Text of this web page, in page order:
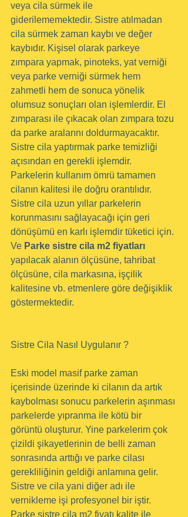
veya cila sürmek ile
giderilememektedir. Sistre atılmadan
cila sürmek zaman kaybı ve değer
kaybıdır. Kişisel olarak parkeye
zımpara yapmak, pinoteks, yat verniği
veya parke verniği sürmek hem
zahmetli hem de sonuca yönelik
olumsuz sonuçları olan işlemlerdir. El
zımparası ile çıkacak olan zımpara tozu
da parke aralarını doldurmayacaktır.
Sistre cila yaptırmak parke temizliği
açısından en gerekli işlemdir.
Parkelerin kullanım ömrü tamamen
cilanın kalitesi ile doğru orantılıdır.
Sistre cila uzun yıllar parkelerin
korunmasını sağlayacağı için geri
dönüşümü en karlı işlemdir tüketici için.
Ve Parke sistre cila m2 fiyatları
yapılacak alanın ölçüsüne, tahribat
ölçüsüne, cila markasına, işçilik
kalitesine vb. etmenlere göre değişiklik
göstermektedir.
Sistre Cila Nasıl Uygulanır ?
Eski model masif parke zaman
içerisinde üzerinde ki cilanın da artık
kaybolması sonucu parkelerin aşınması
parkelerde yıpranma ile kötü bir
görüntü oluşturur. Yine parkelerim çok
çizildi şikayetlerinin de belli zaman
sonrasında arttığı ve parke cilası
gerekliliğinin geldiği anlamına gelir.
Sistre ve cila yani diğer adı ile
vernikleme işi profesyonel bir iştir.
Parke sistre cila m2 fiyatı kalite ile